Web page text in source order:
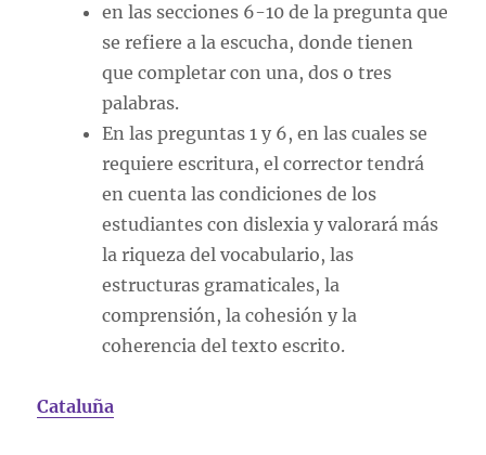
en las secciones 6-10 de la pregunta que
se refiere a la escucha, donde tienen
que completar con una, dos o tres
palabras.
En las preguntas 1 y 6, en las cuales se
requiere escritura, el corrector tendrá
en cuenta las condiciones de los
estudiantes con dislexia y valorará más
la riqueza del vocabulario, las
estructuras gramaticales, la
comprensión, la cohesión y la
coherencia del texto escrito.
Cataluña